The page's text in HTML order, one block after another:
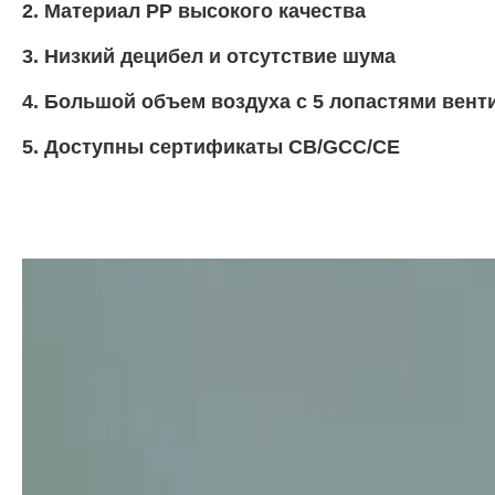
Материал PP высокого качества
Низкий децибел и отсутствие шума
Большой объем воздуха с 5 лопастями
Доступны сертификаты CB/GCC/CE